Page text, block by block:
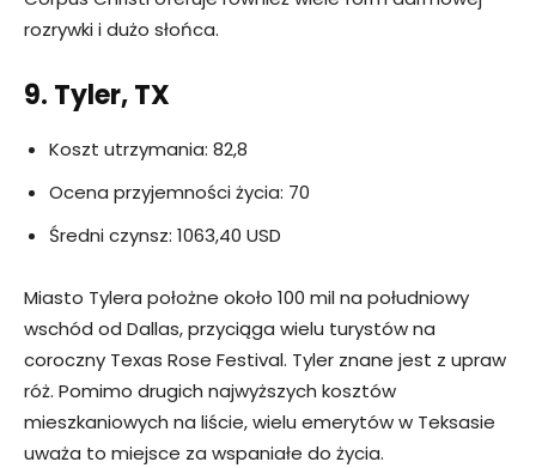
rozrywki i dużo słońca.
9. Tyler, TX
Koszt utrzymania: 82,8
Ocena przyjemności życia: 70
Średni czynsz: 1063,40 USD
Miasto Tylera położne około 100 mil na południowy
wschód od Dallas, przyciąga wielu turystów na
coroczny Texas Rose Festival. Tyler znane jest z upraw
róż. Pomimo drugich najwyższych kosztów
mieszkaniowych na liście, wielu emerytów w Teksasie
uważa to miejsce za wspaniałe do życia.